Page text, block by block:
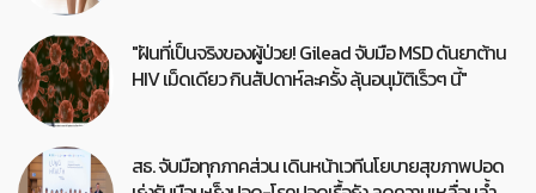
"ฝันที่เป็นจริงของผู้ป่วย! Gilead จับมือ MSD ดันยาต้าน
HIV เม็ดเดียว กินสัปดาห์ละครั้ง ลุ้นอนุมัติเร็วๆ นี้"
สธ. จับมือทุกภาคส่วน เดินหน้าเวทีนโยบายสุขภาพปอด